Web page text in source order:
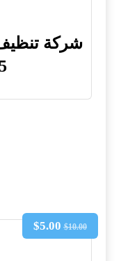
شركة
$10.00
$5.00